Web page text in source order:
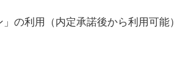
の利用（内定承諾後から利用可能）